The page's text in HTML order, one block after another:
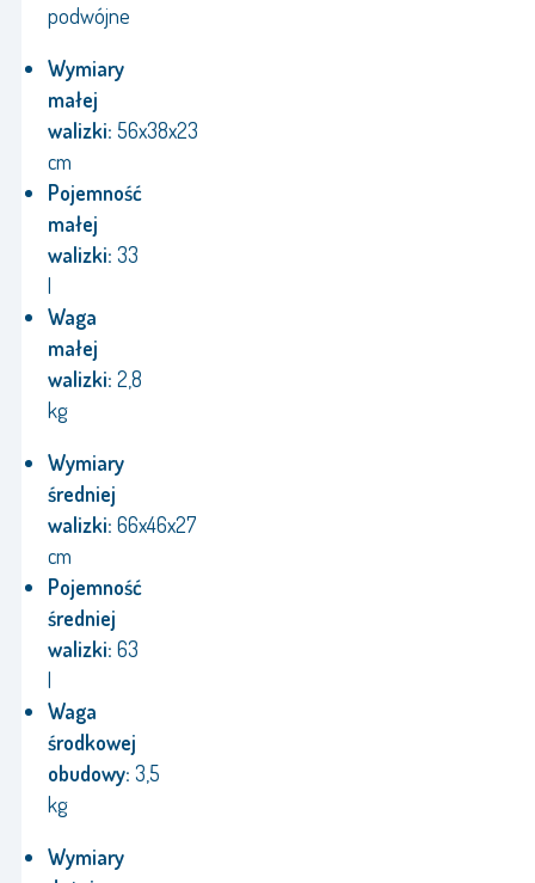
podwójne
Wymiary
małej
walizki: 56x38x23
cm
Pojemność
małej
walizki: 33
l
Waga
małej
walizki: 2,8
kg
Wymiary
średniej
walizki: 66x46x27
cm
Pojemność
średniej
walizki: 63
l
Waga
środkowej
obudowy: 3,5
kg
Wymiary